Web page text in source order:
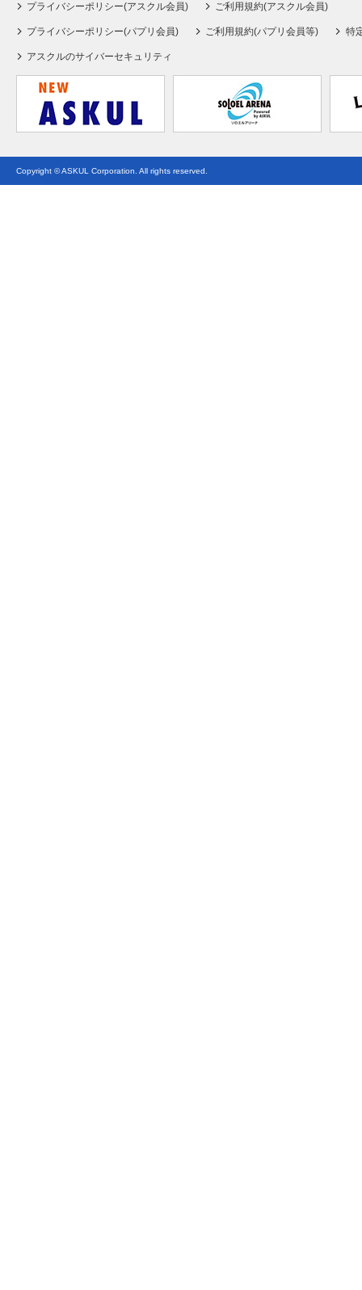
プライバシーポリシー(アスクル会員) ご利用規約(アスクル会員)
プライバシーポリシー(パプリ会員) ご利用規約(パプリ会員等) 特
アスクルのサイバーセキュリティ
Copyright © ASKUL Corporation. All rights reserved.